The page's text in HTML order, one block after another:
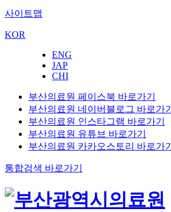
사이트맵
KOR
ENG
JAP
CHI
부산의료원 페이스북 바로가기
부산의료원 네이버블로그 바로가기
부산의료원 인스타그램 바로가기
부산의료원 유튜브 바로가기
부산의료원 카카오스토리 바로가기
통합검색 바로가기